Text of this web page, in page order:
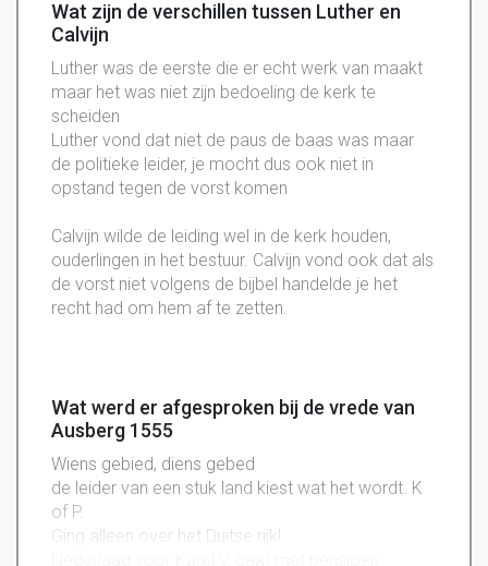
Wat zijn de verschillen tussen Luther en
Calvijn
Luther was de eerste die er echt werk van maakt
maar het was niet zijn bedoeling de kerk te
scheiden
Luther vond dat niet de paus de baas was maar
de politieke leider, je mocht dus ook niet in
opstand tegen de vorst komen
Calvijn wilde de leiding wel in de kerk houden,
ouderlingen in het bestuur. Calvijn vond ook dat als
de vorst niet volgens de bijbel handelde je het
recht had om hem af te zetten.
Wat werd er afgesproken bij de vrede van
Ausberg 1555
Wiens gebied, diens gebed
de leider van een stuk land kiest wat het wordt. K
of P.
Ging alleen over het Duitse rijk!